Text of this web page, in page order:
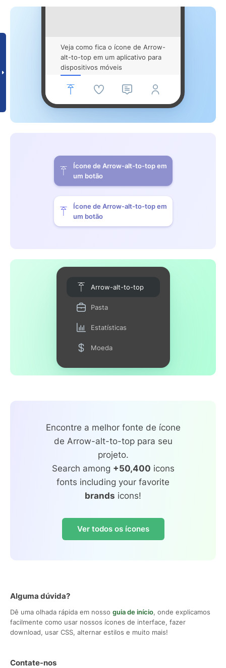
Veja como fica o ícone de Arrow-
alt-to-top em um aplicativo para
dispositivos móveis
Ícone de Arrow-alt-to-top em
um botão
Ícone de Arrow-alt-to-top em
um botão
Arrow-alt-to-top
Pasta
Estatísticas
Moeda
Encontre a melhor fonte de ícone
de Arrow-alt-to-top para seu
projeto.
Search among +50,400 icons
fonts including your favorite
brands icons!
Ver todos os ícones
Alguma dúvida?
Dê uma olhada rápida em nosso guia de início, onde explicamos
facilmente como usar nossos ícones de interface, fazer
download, usar CSS, alternar estilos e muito mais!
Contate-nos